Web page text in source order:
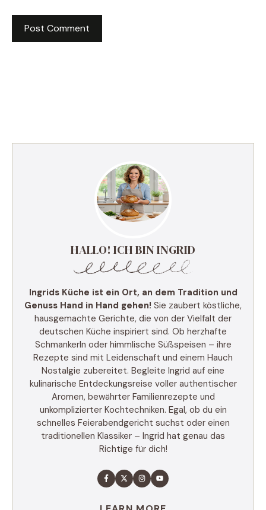
HALLO! ICH BIN INGRID
Ingrids Küche ist ein Ort, an dem Tradition und
Genuss Hand in Hand gehen! Sie zaubert köstliche,
hausgemachte Gerichte, die von der Vielfalt der
deutschen Küche inspiriert sind. Ob herzhafte
Schmankerln oder himmlische Süßspeisen – ihre
Rezepte sind mit Leidenschaft und einem Hauch
Nostalgie zubereitet. Begleite Ingrid auf eine
kulinarische Entdeckungsreise voller authentischer
Aromen, bewährter Familienrezepte und
unkomplizierter Kochtechniken. Egal, ob du ein
schnelles Feierabendgericht suchst oder einen
traditionellen Klassiker – Ingrid hat genau das
Richtige für dich!